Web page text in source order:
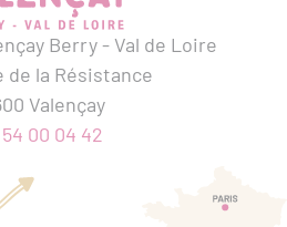
Berry - Val de Loire
de la Résistance
Valençay
00 04 42